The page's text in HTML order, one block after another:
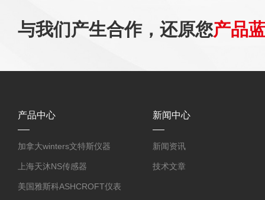
与我们产生合作，还原您产品
产品中心
加拿大winters文特斯仪器
上海天沐NS传感器
美国雅斯科ASHCROFT仪表
新闻中心
新闻资讯
技术文章